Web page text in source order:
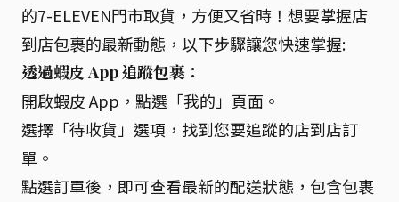
的7-ELEVEN門市取貨，方便又省時！想要掌握店
到店包裹的最新動態，以下步驟讓您快速掌握:
透過蝦皮 App 追蹤包裹：
開啟蝦皮 App，點選「我的」頁面。
選擇「待收貨」選項，找到您要追蹤的店到店訂
單。
點選訂單後，即可查看最新的配送狀態，包含包裹